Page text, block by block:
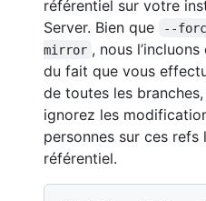
référentiel sur votre
Server. Bien que
--
mirror , nous
du fait que vous
de toutes les
ignorez les
personnes sur ces
référentiel.